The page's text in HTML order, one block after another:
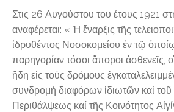
Στις 26 Αυγούστου του έτους 1921
αναφέρεται: « Ἡ ἔναρξις τῆς
ἱδρυθέντος Νοσοκομείου ἐν τῷ
παρηγορίαν τόσοι ἄποροι ἀσθενεῖς,
ἥδη εἰς τούς δρόμους
συνδρομή διαφόρων ἰδιωτῶν καί
Περιθάλψεως καί τῆς Κοινότητος